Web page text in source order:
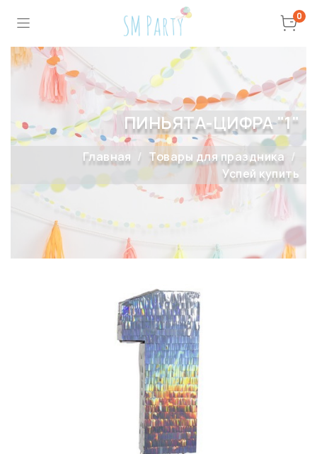
0
ПИНЬЯТА-ЦИФРА "1"
Главная
Товары для праздника
Успей купить